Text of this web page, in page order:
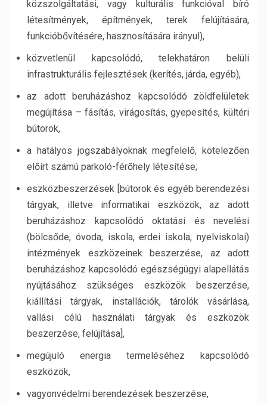
közszolgáltatási, vagy kulturális funkcióval bíró
létesítmények, építmények, terek felújítására,
funkcióbővítésére, hasznosítására irányul),
közvetlenül kapcsolódó, telekhatáron belüli
infrastrukturális fejlesztések (kerítés, járda, egyéb),
az adott beruházáshoz kapcsolódó zöldfelületek
megújítása – fásítás, virágosítás, gyepesítés, kültéri
bútorok,
a hatályos jogszabályoknak megfelelő, kötelezően
előírt számú parkoló-férőhely létesítése;
eszközbeszerzések [bútorok és egyéb berendezési
tárgyak, illetve informatikai eszközök, az adott
beruházáshoz kapcsolódó oktatási és nevelési
(bölcsőde, óvoda, iskola, erdei iskola, nyelviskolai)
intézmények eszközeinek beszerzése, az adott
beruházáshoz kapcsolódó egészségügyi alapellátás
nyújtásához szükséges eszközök beszerzése,
kiállítási tárgyak, installációk, tárolók vásárlása,
vallási célú használati tárgyak és eszközök
beszerzése, felújítása],
megújuló energia termeléséhez kapcsolódó
eszközök,
vagyonvédelmi berendezések beszerzése,